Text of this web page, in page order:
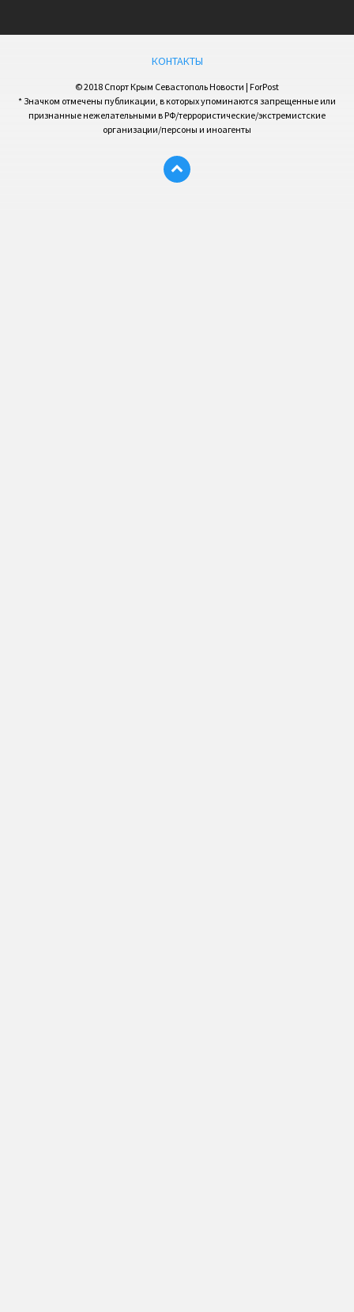
КОНТАКТЫ
© 2018 Спорт Крым Севастополь Новости | ForPost
* Значком отмечены публикации, в которых упоминаются запрещенные или
признанные нежелательными в РФ/террористические/экстремистские
организации/персоны и иноагенты